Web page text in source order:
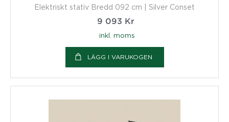
Elektriskt stativ Bredd 092 cm | Silver Conset
9 093 Kr
inkl. moms
LÄGG I VARUKOGEN